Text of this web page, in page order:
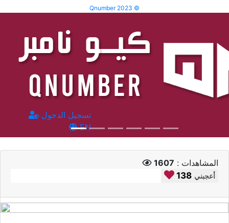
Qnumber 2023 ©
تسجيل الدخول
EN
المشاهدات : 1607
138 أعجبني